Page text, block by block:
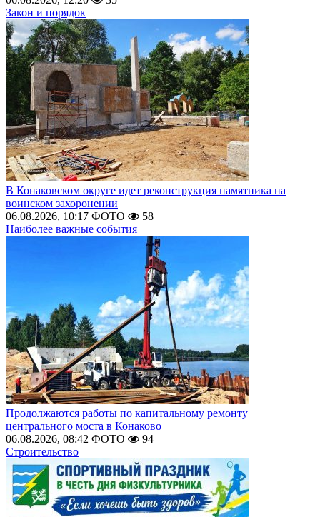
Закон и порядок
В Конаковском округе идет реконструкция памятника на
воинском захоронении
06.08.2026, 10:17 ФОТО
58
Наиболее важные события
Продолжаются работы по капитальному ремонту
центрального моста в Конаково
06.08.2026, 08:42 ФОТО
94
Строительство